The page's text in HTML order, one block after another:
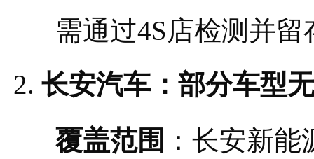
需通过4S店检测并留
长安汽车：部分车型
覆盖范围 ：长安新